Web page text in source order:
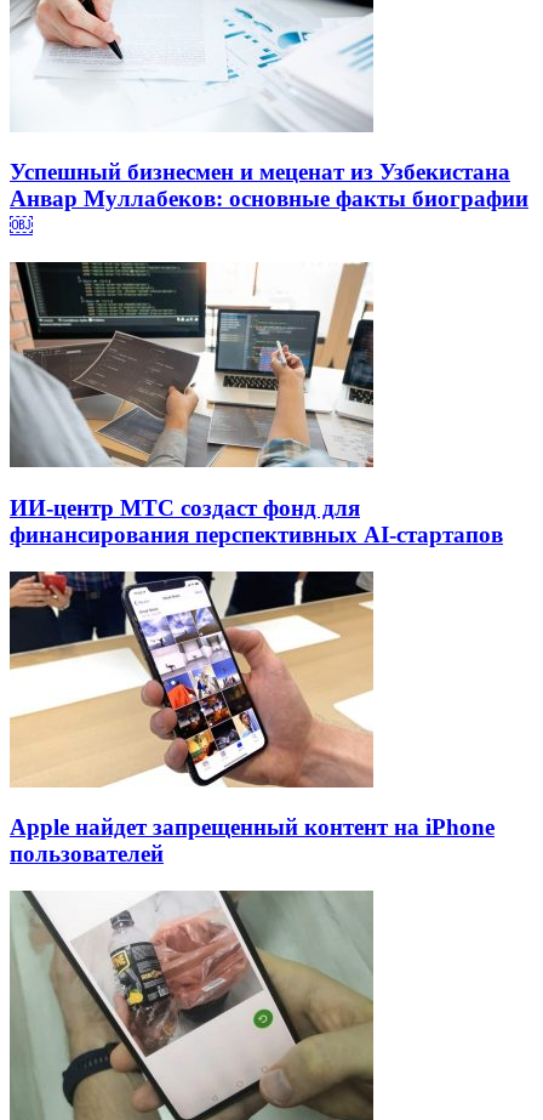
Успешный бизнесмен и меценат из Узбекистана
Анвар Муллабеков: основные факты биографии
￼
ИИ-центр МТС создаст фонд для
финансирования перспективных AI-стартапов
Apple найдет запрещенный контент на iPhone
пользователей